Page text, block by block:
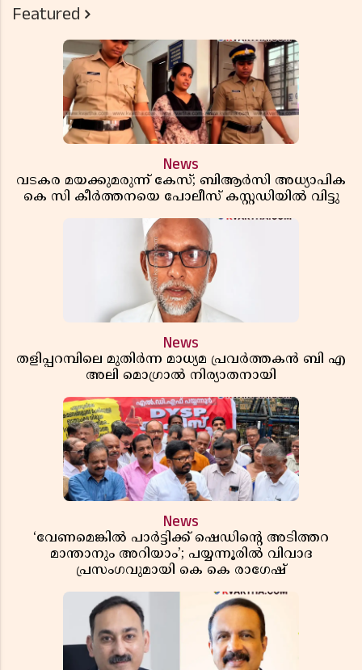
Featured
News
വടകര മയക്കുമരുന്ന് കേസ്; ബിആർസി അധ്യാപിക
കെ സി കീർത്തനയെ പോലീസ് കസ്റ്റഡിയിൽ വിട്ടു
News
തളിപ്പറമ്പിലെ മുതിർന്ന മാധ്യമ പ്രവർത്തകൻ ബി എ
അലി മൊഗ്രാൽ നിര്യാതനായി
News
‘വേണമെങ്കിൽ പാർട്ടിക്ക് ഷെഡിൻ്റെ അടിത്തറ
മാന്താനും അറിയാം’; പയ്യന്നൂരിൽ വിവാദ
പ്രസംഗവുമായി കെ കെ രാഗേഷ്